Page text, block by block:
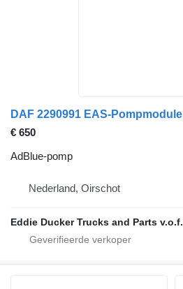
€ 650
AdBlue-pomp
Nederland, Oirschot
Eddie Ducker Trucks and Parts v.o.f.